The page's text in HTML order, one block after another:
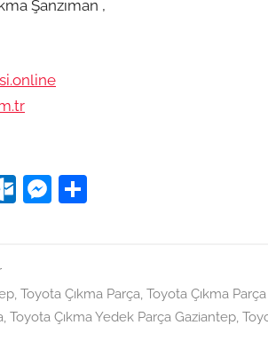
Şanzıman ,
O
k.
c
M
n
g
, Toyota Çıkma Parça, Toyota Çıkma
, Toyota Çıkma Yedek Parça Gaziantep,